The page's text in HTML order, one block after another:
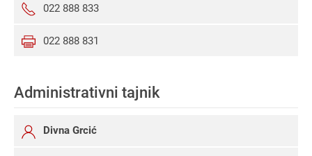
022 888 833
022 888 831
Administrativni tajnik
Divna Grcić